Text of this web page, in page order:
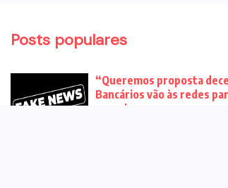
Posts populares
“Queremos proposta
Bancários vão às redes
pressionar a...